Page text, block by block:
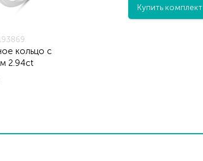
кольцо с
2.94ct
Купить комплект